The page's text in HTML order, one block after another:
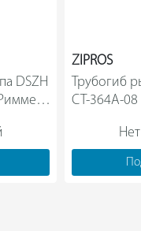
DSZH
ZIPROS
Трубогиб